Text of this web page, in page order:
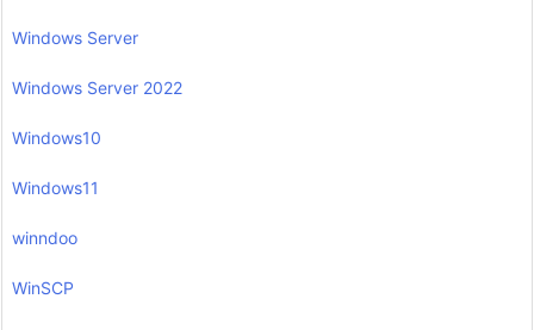
Windows Server
Windows Server 2022
Windows10
Windows11
winndoo
WinSCP